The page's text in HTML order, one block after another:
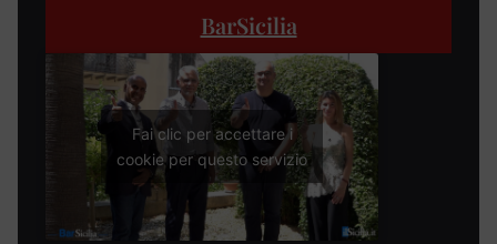
BarSicilia
Fai clic per accettare i
cookie per questo servizio